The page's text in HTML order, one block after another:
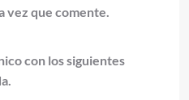
vez que comente.
con los siguientes